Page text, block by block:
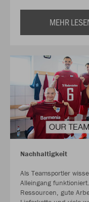
MEHR
Nachhaltigkeit
Als Teamsportler
Alleingang
Ressourcen, gute